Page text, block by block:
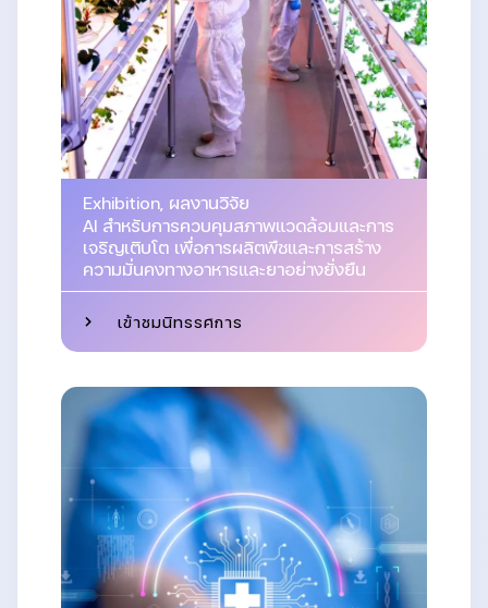
Exhibition, ผลงานวิจัย
AI สำหรับการควบคุมสภาพแวดล้อมและการ
เจริญเติบโต เพื่อการผลิตพืชและการสร้าง
ความมั่นคงทางอาหารและยาอย่างยั่งยืน
เข้าชมนิทรรศการ